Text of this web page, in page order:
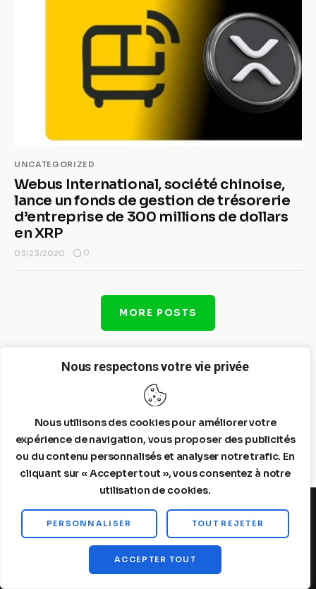
Nous respectons votre vie privée
Nous utilisons des cookies pour améliorer votre
expérience de navigation, vous proposer des publicités
ou du contenu personnalisés et analyser notre trafic. En
cliquant sur « Accepter tout », vous consentez à notre
utilisation de cookies.
PERSONNALISER TOUT REJETER
ACCEPTER TOUT
UNCATEGORIZED
Webus International, société chinoise,
lance un fonds de gestion de trésorerie
d’entreprise de 300 millions de dollars
en XRP
03/23/2020 0
MORE POSTS
Steelldy© 2026. All Rights Reserved.